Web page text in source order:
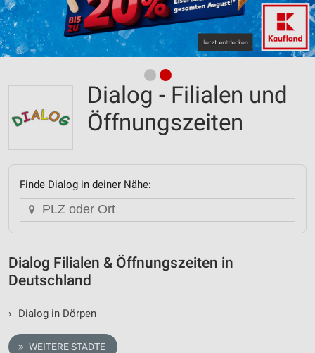
Dialog - Filialen und
Öffnungszeiten
Finde Dialog in deiner Nähe:
Dialog Filialen & Öffnungszeiten in
Deutschland
› Dialog in Dörpen
WEITERE STÄDTE